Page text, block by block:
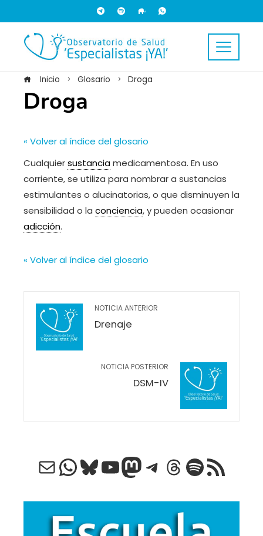
Inicio Glosario Droga
Droga
« Volver al índice del glosario
Cualquiersustanciamedicamentosa. En uso
corriente, se utiliza para nombrar a sustancias
estimulantes o alucinatorias, o que disminuyen la
sensibilidad o la conciencia, y pueden ocasionar
adicción.
« Volver al índice del glosario
NOTICIA ANTERIOR
Drenaje
NOTICIA POSTERIOR
DSM-IV
Correo electrónico
WhatsApp
Bluesky
YouTube
Mastodon
Telegram
Threads
Spotify
Feed RSS